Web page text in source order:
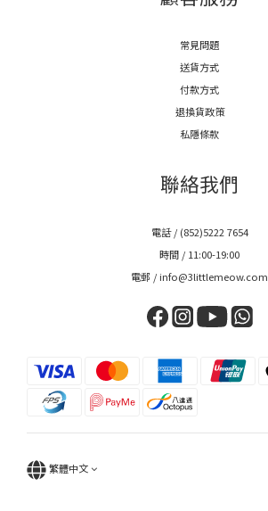
常見問題
送貨方式
付款方式
退換貨政策
私隱條款
聯絡我們
電話 / (852)5222 7654
時間 / 11:00-19:00
電郵 / info@3littlemeow.com
繁體中文